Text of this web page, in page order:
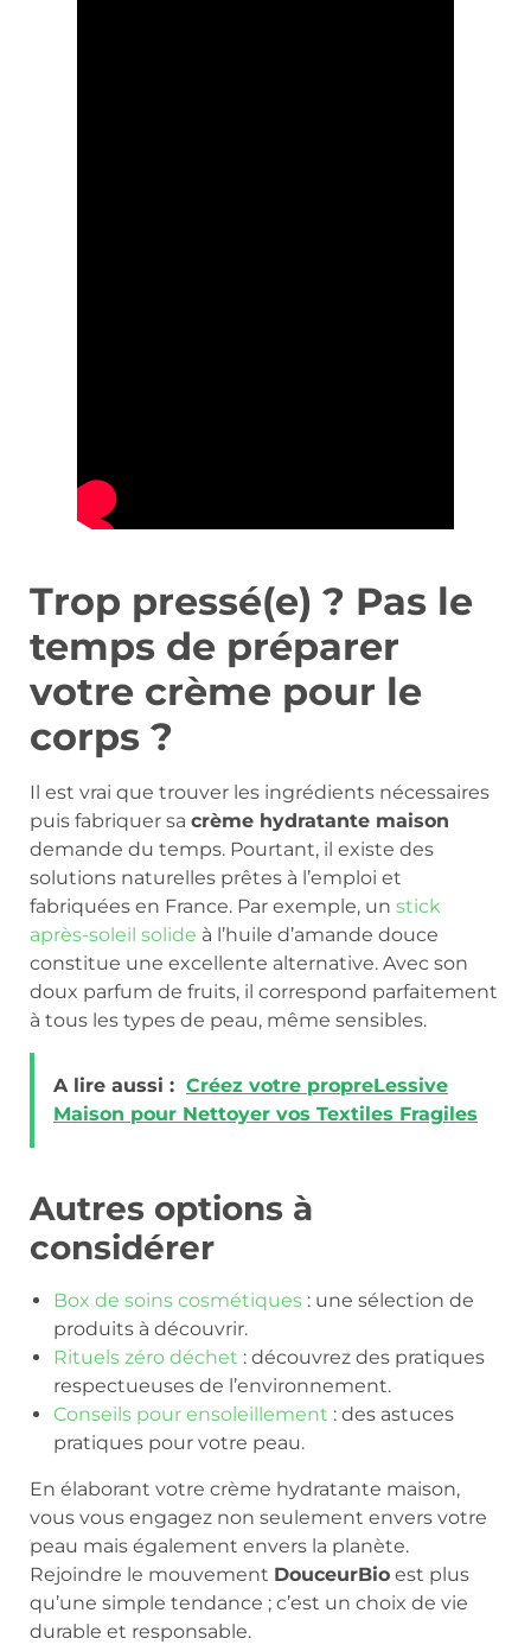
Trop pressé(e) ? Pas le
temps de préparer
votre crème pour le
corps ?
Il est vrai que trouver les ingrédients nécessaires
puis fabriquer sa crème hydratante maison
demande du temps. Pourtant, il existe des
solutions naturelles prêtes à l’emploi et
fabriquées en France. Par exemple, un stick
après-soleil solide à l’huile d’amande douce
constitue une excellente alternative. Avec son
doux parfum de fruits, il correspond parfaitement
à tous les types de peau, même sensibles.
A lire aussi : Créez votre propreLessive
Maison pour Nettoyer vos Textiles Fragiles
Autres options à
considérer
Box de soins cosmétiques : une sélection de
produits à découvrir.
Rituels zéro déchet : découvrez des pratiques
respectueuses de l’environnement.
Conseils pour ensoleillement : des astuces
pratiques pour votre peau.
En élaborant votre crème hydratante maison,
vous vous engagez non seulement envers votre
peau mais également envers la planète.
Rejoindre le mouvement DouceurBio est plus
qu’une simple tendance ; c’est un choix de vie
durable et responsable.